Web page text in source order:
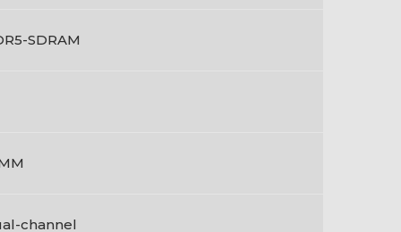
SDRAM
channel